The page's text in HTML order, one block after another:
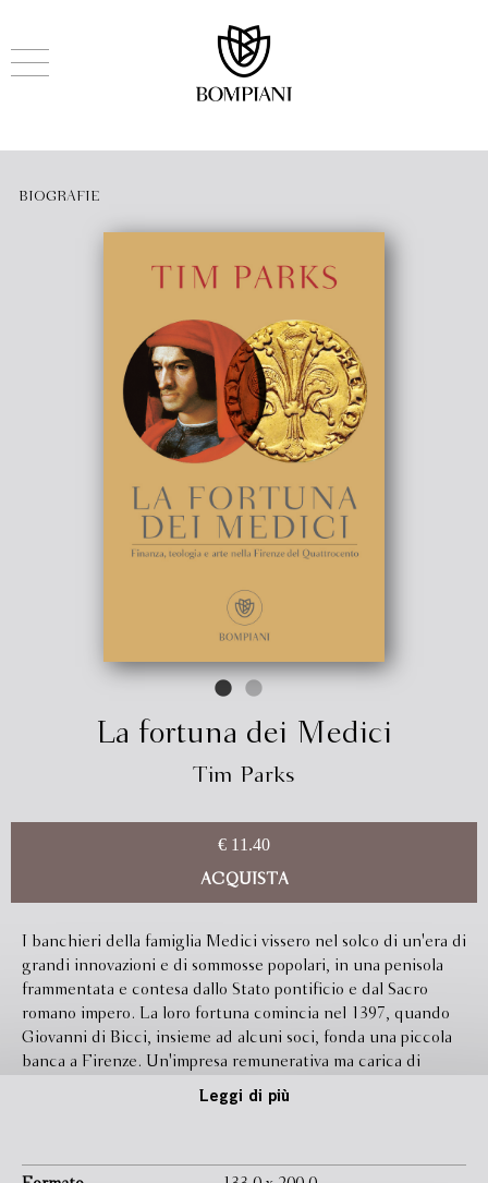
BIOGRAFIE
La fortuna dei Medici
Tim Parks
€ 11.40
ACQUISTA
I banchieri della famiglia Medici vissero nel solco di un'era di
grandi innovazioni e di sommosse popolari, in una penisola
frammentata e contesa dallo Stato pontificio e dal Sacro
romano impero. La loro fortuna comincia nel 1397, quando
Giovanni di Bicci, insieme ad alcuni soci, fonda una piccola
banca a Firenze. Un'impresa remunerativa ma carica di
rischi, compresa la condanna della Chiesa per usura. Per
Leggi di più